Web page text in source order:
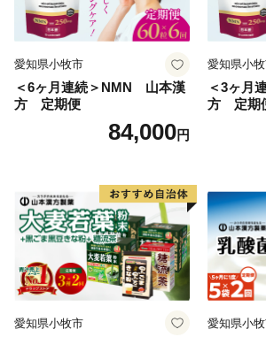
愛知県小牧市
＜6ヶ月連続＞NMN 山本漢
方 定期便
84,000円
愛知県小
＜3ヶ月
方 定期
愛知県小牧市 愛知県小